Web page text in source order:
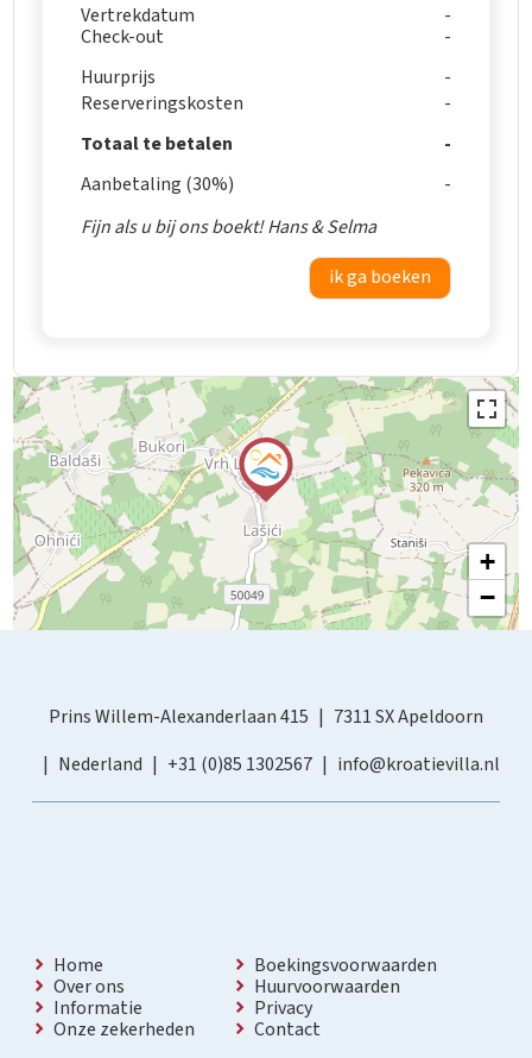
Vertrekdatum
Check-out
Huurprijs
Reserveringskosten
Totaal te betalen
Aanbetaling (30%)
Fijn als u bij ons boekt! Hans & Selma
ik ga boeken
+
−
Prins Willem-Alexanderlaan 415
7311 SX Apeldoorn
Nederland
+31 (0)85 1302567 info@kroatievilla.nl
Home
Over ons
Informatie
Onze zekerheden
Boekingsvoorwaarden
Huurvoorwaarden
Privacy
Contact